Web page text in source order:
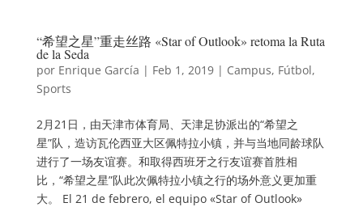
“希望之星”重走丝路 «Star of Outlook» retoma la Ruta
de la Seda
por Enrique García | Feb 1, 2019| Campus, Fútbol,
Sports
2月21日，由天津市体育局、天津足协派出的“希望之
星”队，造访瓦伦西亚大区佩特拉小镇，并与当地同龄球队
进行了一场友谊赛。和取得西班牙之行友谊赛首胜相
比，“希望之星”队此次佩特拉小镇之行的场外意义更加重
大。 El 21 de febrero, el equipo «Star of Outlook»